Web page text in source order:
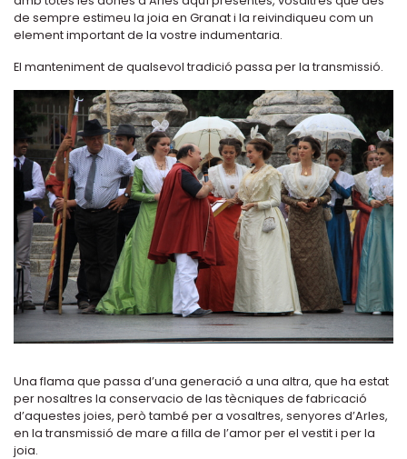
de sempre estimeu la joia en Granat i la reivindiqueu com un
element important de la vostre indumentaria.
El manteniment de qualsevol tradició passa per la transmissió.
Una flama que passa d’una generació a una altra, que ha estat
per nosaltres la conservacio de las tècniques de fabricació
d’aquestes joies, però també per a vosaltres, senyores d’Arles,
en la transmissió de mare a filla de l’amor per el vestit i per la
joia.